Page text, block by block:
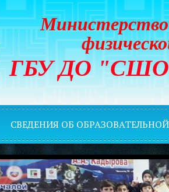
Министерство
ГБУ ДО "СШОР
СВЕДЕНИЯ ОБ